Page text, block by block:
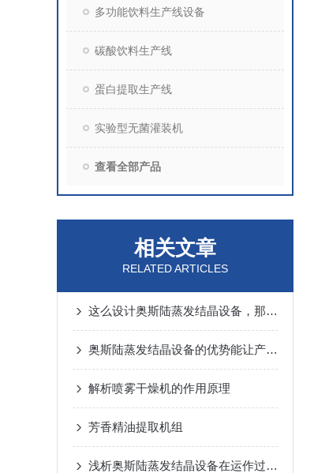
多功能饮料生产线设备
碳酸饮料生产线
蛋白提取生产线
实验型无菌灌装机
查看全部产品
相关文章
RELATED ARTICLES
这么设计奥斯陆蒸发结晶设备，那一定有它的道理
奥斯陆蒸发结晶设备的优势能让产品更纯净
解析喷雾干燥机的作用原理
芳香精油提取机组
浅析奥斯陆蒸发结晶设备在运作过程中的压力